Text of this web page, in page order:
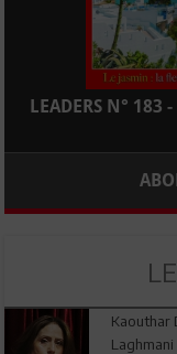
LEADERS N° 183
Kaouthar